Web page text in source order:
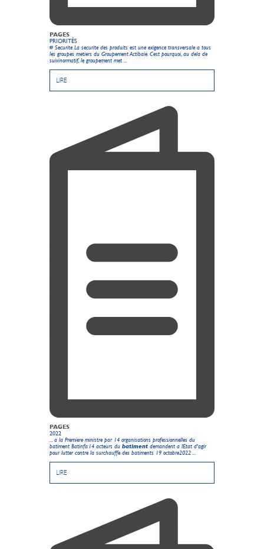
PAGES
PRIORITÉS
# Securite La securite des produits est une exigence transversale a tous
les groupes metiers du Groupement Actibaie. Cest pourquoi, au dela de
suivinormatif, le groupement met ...
LIRE
PAGES
2022
... a la Premiere ministre par 14 organisations professionnelles du
batiment Batinfo:14 acteurs du batiment demandent a lEtat d'agir
pour lutter contre la surchauffe des batiments 19 octobre2022 ...
LIRE